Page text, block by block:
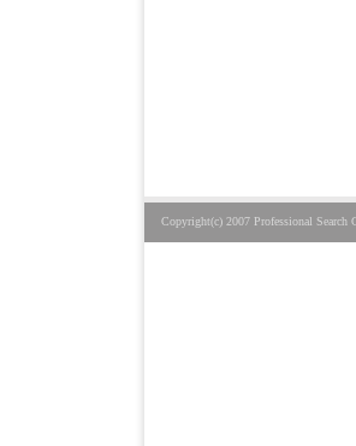
Copyright(c) 2007 Professional Search